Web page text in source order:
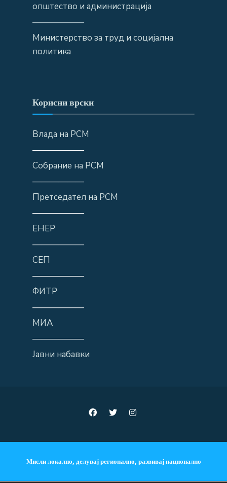
општество и администрација
——————
Министерство за труд и социјална
политика
Корисни врски
Влада на РСМ
——————
Собрание на РСМ
——————
Претседател на РСМ
——————
ЕНЕР
——————
СЕП
——————
ФИТР
——————
МИА
——————
Јавни набавки
Мисли локално, делувај регионално, развивај национално